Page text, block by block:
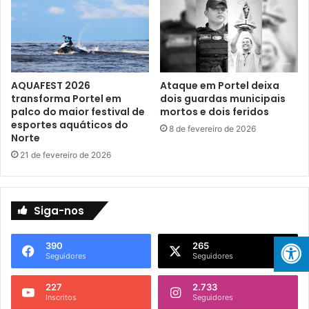
d
E
d
u
c
a
ç
ã
e
m
P
o
r
t
g
i
V
e
t
e
r
i
n
i
a
S
u
s
o
AQUAFEST 2026
transforma Portel em
palco do maior festival de
esportes aquáticos do
Norte
21 de fevereiro de 2026
Ataque em Portel deixa
dois guardas municipais
mortos e dois feridos
8 de fevereiro de 2026
Siga-nos
390
Seguidores
265
Seguidores
227
Inscritos
2.733
Seguidores